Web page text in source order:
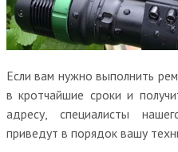
Если вам нужно выполнить
в кротчайшие сроки и
адресу, специалисты
приведут в порядок вашу